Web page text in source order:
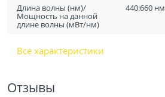
Длина волны (нм)/
Мощность на данной
длине волны (мВт/нм)
440:660 нм
Все характеристики
Отзывы